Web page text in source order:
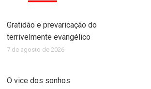
Gratidão e prevaricação do
terrivelmente evangélico
7 de agosto de 2026
O vice dos sonhos